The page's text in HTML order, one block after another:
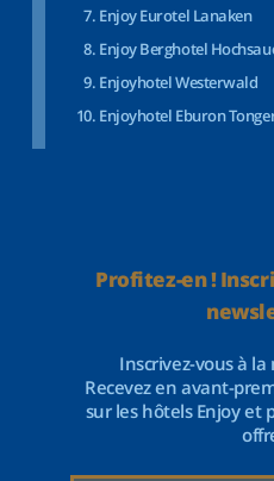
Enjoy Eurotel Lanaken
Enjoy Berghotel
Enjoyhotel Westerwald
Enjoyhotel Eburon
Profitez-en !
Inscrivez-vous à
Recevez en avant-
sur les hôtels Enjoy et